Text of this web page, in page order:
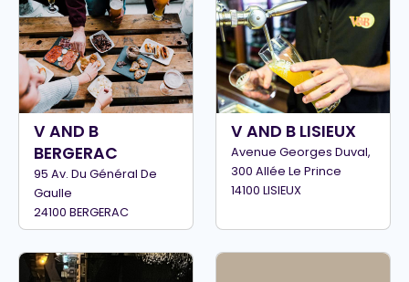
V AND B
BERGERAC
95 Av. Du Général De
Gaulle
24100 BERGERAC
V AND B LISIEUX
Avenue Georges Duval,
300 Allée Le Prince
14100 LISIEUX